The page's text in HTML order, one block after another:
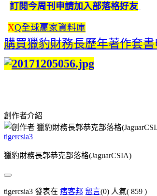
訂閱今周刊申請加入部落格好友
XQ全球贏家資料庫
購買獵豹財務長歷年著作套
創作者介紹
tigercsia3
獵豹財務長郭恭克部落格(JaguarCSIA)
tigercsia3 發表在 痞客邦 留言(0) 人氣( 859 )